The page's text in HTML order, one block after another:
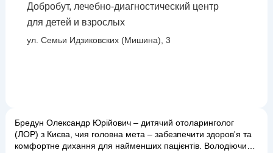
Добробут, лечебно-диагностический центр
для детей и взрослых
ул. Семьи Идзиковских (Мишина), 3
Бредун Олександр Юрійович – дитячий отоларинголог
(ЛОР) з Києва, чия головна мета – забезпечити здоров'я та
комфортне дихання для найменших пацієнтів. Володіючи